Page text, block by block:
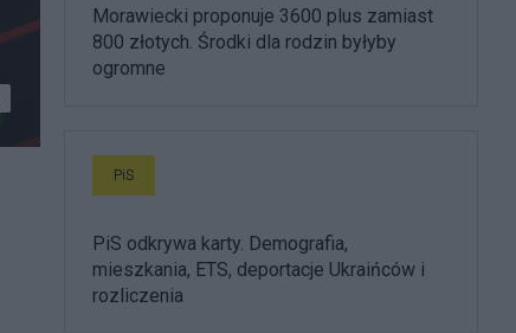
Morawiecki proponuje 3600 plus zamiast
800 złotych. Środki dla rodzin byłyby
ogromne
PiS
PiS odkrywa karty. Demografia,
mieszkania, ETS, deportacje Ukraińców i
rozliczenia